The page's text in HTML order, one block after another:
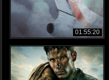
01:55:20